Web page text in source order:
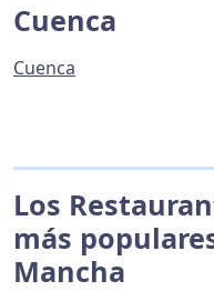
Cuenca
Cuenca
Los
más
Mancha